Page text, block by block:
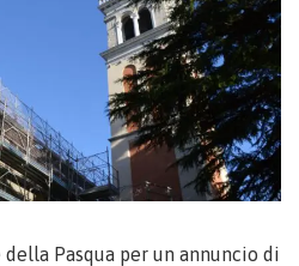
Pasqua per un annuncio di